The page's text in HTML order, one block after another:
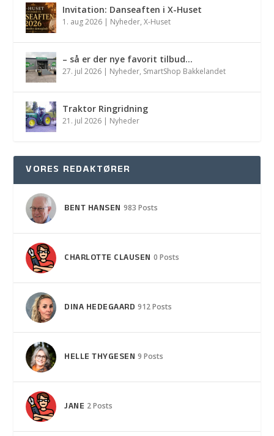
Invitation: Danseaften i X-Huset
1. aug 2026 | Nyheder,X-Huset
– så er der nye favorit tilbud…
27. jul 2026 | Nyheder, SmartShop Bakkelandet
Traktor Ringridning
21. jul 2026 | Nyheder
VORES REDAKTØRER
BENT HANSEN 983 Posts
CHARLOTTE CLAUSEN 0 Posts
DINA HEDEGAARD 912 Posts
HELLE THYGESEN 9 Posts
JANE 2 Posts